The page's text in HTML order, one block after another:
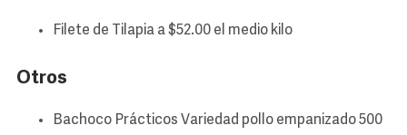
Filete de Tilapia a $52.00 el medio kilo
Otros
Bachoco Prácticos Variedad pollo empanizado 500